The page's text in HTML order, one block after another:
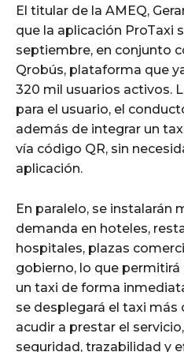
El titular de la AMEQ,
que la aplicación ProTaxi
septiembre, en conjunto
Qrobús, plataforma que
320 mil usuarios activos.
para el usuario, el
además de integrar un
vía código QR, sin
aplicación.
En paralelo, se instalarán
demanda en hoteles,
hospitales, plazas
gobierno, lo que
un taxi de forma
se desplegará el taxi más
acudir a prestar el
seguridad, trazabilidad y